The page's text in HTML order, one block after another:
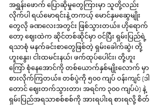
အရွှန်းဖောက် ပြောဆိုမှုတွေကြားမှာ သူတို့လည်း
လိုက်ပါ ရယ်မောရင်းနဲ့ တကယ့် မောင်နှမဆွေမျိုး
တွေလို ခဏလေးအတွင်း ဖြစ်သွားတယ်။ ဟိုရောက်
တော့ ဈေးထဲက ဆိုင်တစ်ဆိုင်မှာ ဝင်ပြီး ရှမ်းပြည်ရဲ့
ရသာစုံ မနက်ခင်းစာတွေဖြစ်တဲ့ ရှမ်းခေါက်ဆွဲ၊ တို့
ဟူးနွေး၊ ငါးထမင်းနယ်၊ ဖက်ထုပ်ပေါင်း၊ တို့ဟူး
ကြော် စုံနေအောင်ကို တစ်ယောက်နှစ်မျိုးလောက် မှာ
စားလိုက်ကြတယ်။ တစ်ပွဲကို ၅၀၀ ကျပ် ဝန်းကျင် (ဒါ
တောင် ဈေးတက်သွားတာ၊ အရင်က ၃၀၀ ကျပ်ပဲ) နဲ့
ရှမ်းပြည်အရသာစစ်စစ်ကို အားရပါးရ စားရလို့ စိတ်